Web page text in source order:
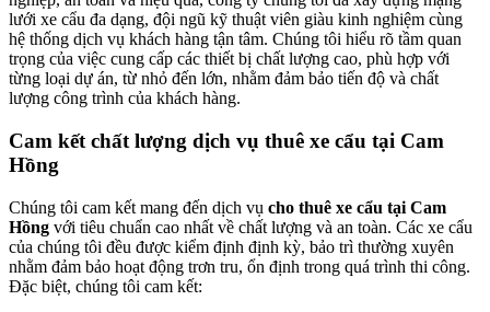
lưới xe cẩu đa dạng, đội ngũ kỹ thuật viên giàu kinh nghiệm cùng
hệ thống dịch vụ khách hàng tận tâm. Chúng tôi hiểu rõ tầm quan
trọng của việc cung cấp các thiết bị chất lượng cao, phù hợp với
từng loại dự án, từ nhỏ đến lớn, nhằm đảm bảo tiến độ và chất
lượng công trình của khách hàng.
Cam kết chất lượng dịch vụ thuê xe cẩu tại Cam
Hồng
Chúng tôi cam kết mang đến dịch vụ cho thuê xe cẩu tại Cam
Hồng với tiêu chuẩn cao nhất về chất lượng và an toàn. Các xe cẩu
của chúng tôi đều được kiểm định định kỳ, bảo trì thường xuyên
nhằm đảm bảo hoạt động trơn tru, ổn định trong quá trình thi công.
Đặc biệt, chúng tôi cam kết: